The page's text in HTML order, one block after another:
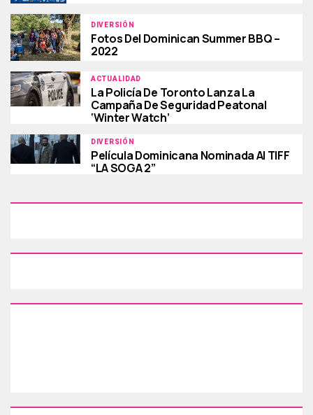
DIVERSIÓN
Fotos Del Dominican Summer BBQ –
2022
ACTUALIDAD
La Policía De Toronto Lanza La
Campaña De Seguridad Peatonal
‘Winter Watch’
DIVERSIÓN
Película Dominicana Nominada Al TIFF
“LA SOGA 2”